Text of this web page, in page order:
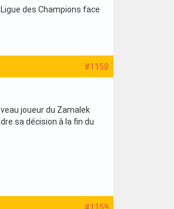
des Champions face
#1158
joueur du Zamalek
sa décision à la fin du
#1159